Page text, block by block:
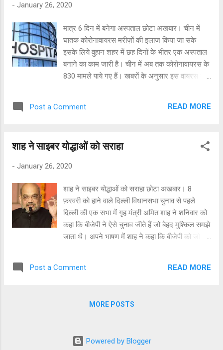
नागरिकता रजिस्टर और असम का भी उल्लेख है। अगस्त
2019 में जारी एनआरसी की अंतिम सूची में से 19 लाख से
अधिक लोगों को बाहर रखा गया था।
- January 26, 2020
मात्र 6 दिन में बनेगा अस्पताल छोटा अखबार। चीन में
घातक कोरोनावायरस मरीज़ों की इलाज किया जा सके
इसके लिये वुहान शहर में छह दिनों के भीतर एक अस्पताल
बनाने का काम जारी है। चीन में अब तक कोरोनावायरस के
830 मामले पाये गए हैं। खबरों के अनुसार इस वायरस के
लिए 25 हज़ार वर्ग मीटर वाले एक इलाके में खुदाई का काम
ही आएंगे। इस कारण यहां सुरक्षा इंतज़ाम मौजूद होंगे।
वायरस से निपटने के लिए सात दिन में एक अस्पताल बनाया
था।
Post a Comment READ MORE
शाह ने साइबर योद्धाओं को सराहा
- January 26, 2020
शाह ने साइबर योद्धाओं को सराहा छोटा अखबार। 8
फ़रवरी को हाने वाले दिल्ली विधानसभा चुनाव से पहले
दिल्ली की एक सभा में गृह मंत्री अमित शाह ने शनिवार को
कहा कि बीजेपी ने ऐसे चुनाव जीते हैं जो बेहद मुश्किल समझे
जाता थै। अपने भाषण में शाह ने कहा कि बीजेपी को जो
लगता था कि इस बार मामला फंसा हुआ है। लेकिन जब-
कहा कि हम ऐसी दिल्ली चाहते हैं जो प्रदर्शन मुक्त हो, हर
झोपड़ी से मुक्त हो, अनाधिकृत कॉलोनी का नामो-निशान न
Post a Comment READ MORE
MORE POSTS
Powered by Blogger